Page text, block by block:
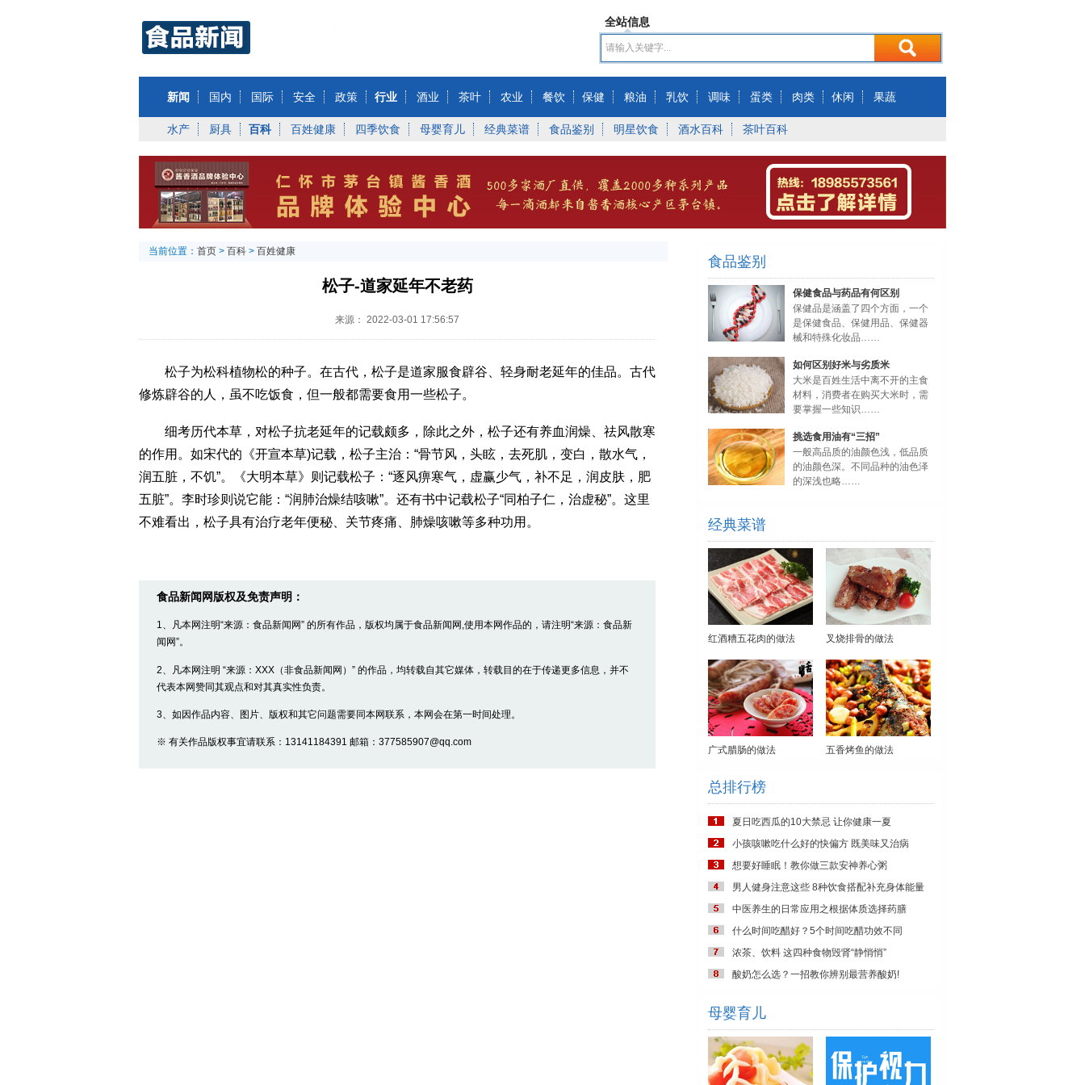
全站信息
新闻 国内 国际 安全 政策 行业 酒业 茶叶 农业 餐饮 保健 粮油 乳饮 调味 蛋类 肉类 休闲 果蔬
水产 厨具 百科 百姓健康 四季饮食 母婴育儿 经典菜谱 食品鉴别 明星饮食 酒水百科 茶叶百科
当前位置： 首页 > 百科 > 百姓健康
松子-道家延年不老药
来源： 2022-03-01 17:56:57
松子为松科植物松的种子。在古代，松子是道家服食辟谷、轻身耐老延年的佳品。古代
修炼辟谷的人，虽不吃饭食，但一般都需要食用一些松子。
细考历代本草，对松子抗老延年的记载颇多，除此之外，松子还有养血润燥、祛风散寒
的作用。如宋代的《开宣本草)记载，松子主治：“骨节风，头眩，去死肌，变白，散水气，
润五脏，不饥”。《大明本草》则记载松子：“逐风痹寒气，虚赢少气，补不足，润皮肤，肥
五脏”。李时珍则说它能：“润肺治燥结咳嗽”。还有书中记载松子“同柏子仁，治虚秘”。这里
不难看出，松子具有治疗老年便秘、关节疼痛、肺燥咳嗽等多种功用。
食品新闻网版权及免责声明：
1、凡本网注明“来源：食品新闻网” 的所有作品，版权均属于食品新闻网,使用本网作品的，请注明“来源：食品新
闻网”。
2、凡本网注明 “来源：XXX（非食品新闻网）” 的作品，均转载自其它媒体，转载目的在于传递更多信息，并不
代表本网赞同其观点和对其真实性负责。
3、如因作品内容、图片、版权和其它问题需要同本网联系，本网会在第一时间处理。
※ 有关作品版权事宜请联系：13141184391 邮箱：377585907@qq.com
食品鉴别
保健食品与药品有何区别
保健品是涵盖了四个方面，一个
是保健食品、保健用品、保健器
械和特殊化妆品……
如何区别好米与劣质米
大米是百姓生活中离不开的主食
材料，消费者在购买大米时，需
要掌握一些知识……
挑选食用油有“三招”
一般高品质的油颜色浅，低品质
的油颜色深。不同品种的油色泽
的深浅也略……
经典菜谱
红酒糟五花肉的做法 叉烧排骨的做法
广式腊肠的做法 五香烤鱼的做法
总排行榜
夏日吃西瓜的10大禁忌 让你健康一夏
小孩咳嗽吃什么好的快偏方 既美味又治病
想要好睡眠！教你做三款安神养心粥
男人健身注意这些 8种饮食搭配补充身体能量
中医养生的日常应用之根据体质选择药膳
什么时间吃醋好？5个时间吃醋功效不同
浓茶、饮料 这四种食物毁肾“静悄悄”
酸奶怎么选？一招教你辨别最营养酸奶!
母婴育儿